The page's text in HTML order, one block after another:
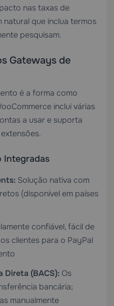
nas taxas de
natural que inclua termos
pesquisam.
Gateways de
é a forma como
inclui várias
a usar e suporta
Integradas
Solução nativa com
(disponível em países
confiável, fácil de
clientes para o PayPal
Direta (BACS): Os
bancária;
manualmente